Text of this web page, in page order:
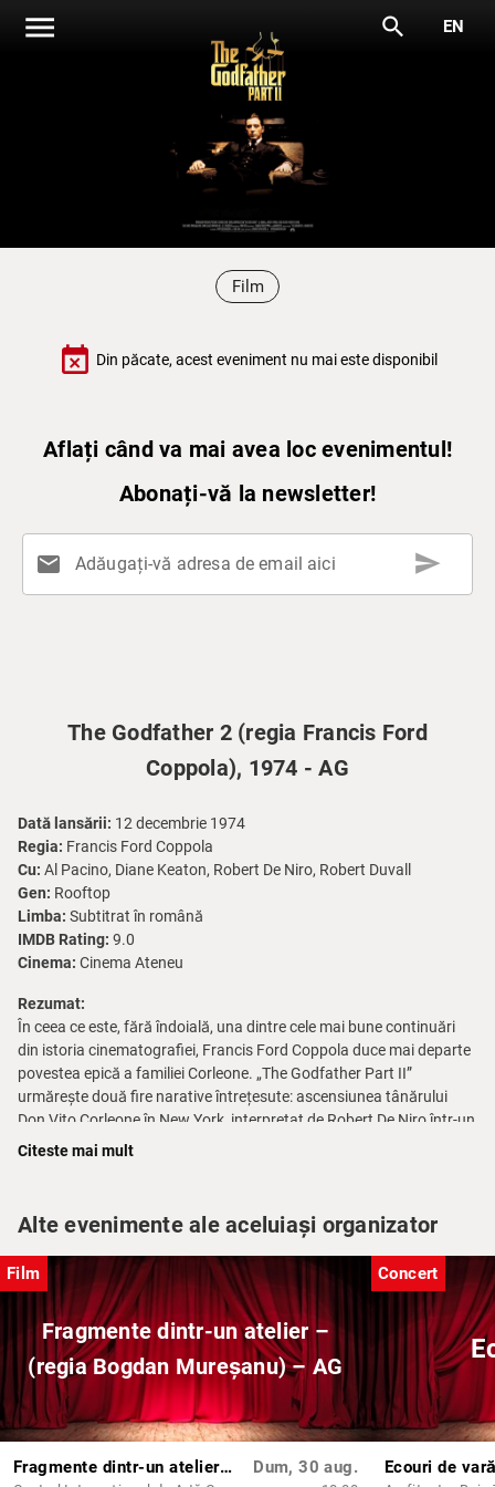
menu search EN
Film
event_busy Din păcate, acest eveniment nu mai este disponibil
Aflați când va mai avea loc evenimentul!
Abonați-vă la newsletter!
mail Adăugați-vă adresa de email aici send
The Godfather 2 (regia Francis Ford
Coppola), 1974 - AG
Dată lansării: 12 decembrie 1974
Regia: Francis Ford Coppola
Cu: Al Pacino, Diane Keaton, Robert De Niro, Robert Duvall
Gen: Rooftop
Limba: Subtitrat în română
IMDB Rating: 9.0
Cinema: Cinema Ateneu
Rezumat:
În ceea ce este, fără îndoială, una dintre cele mai bune continuări
din istoria cinematografiei, Francis Ford Coppola duce mai departe
povestea epică a familiei Corleone. „The Godfather Part II”
urmărește două fire narative întrețesute: ascensiunea tânărului
Don Vito Corleone în New York, interpretat de Robert De Niro într-un
rol distins cu Oscar, și consolidarea puterii lui Michael Corleone (Al
nou alături de scriitorul Mario Puzo, Coppola oferă un film cu o
magnitudine și profunzime remarcabile. Producția a fost
nominalizată la 11 Premii Oscar și a câștigat 6, inclusiv pentru „Cel
mai bun film” al anului 1974.
Citeste mai mult
Alte evenimente ale aceluiași organizator
Film
Fragmente dintr-un atelier –
(regia Bogdan Mureșanu) – AG
Fragmente dintr-un atelier – (regia Bogdan Mureșanu) – AG Dum, 30 aug.
Concert
Ecouri de